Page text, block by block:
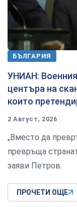
БЪЛГАРИЯ
УНИАН:
центъра на
които
2 Август, 2026
„Вместо да
превръща
заяви Петров.
ПРОЧЕТИ ОЩЕ